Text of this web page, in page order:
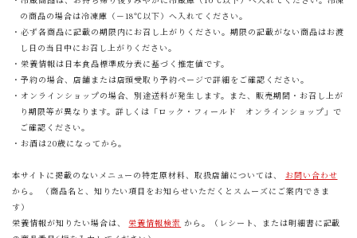
の商品の場合は冷凍庫（－18℃以下）へ入れてください。
・必ず各商品に記載の期限内にお召し上がりください。期限の記載がない商品はお渡
し日の当日中にお召し上がりください。
・栄養情報は日本食品標準成分表に基づく推定値です。
・予約の場合、店舗または店頭受取り予約ページで詳細をご確認ください。
・オンラインショップの場合、別途送料が発生します。また、販売期間・お召し上が
り期限等が異なります。詳しくは「ロック・フィールド オンラインショップ」で
ご確認ください。
・お酒は20歳になってから。
本サイトに掲載のないメニューの特定原材料、取扱店舗については、 お問い合わせ
から。 （商品名と、知りたい項目をお知らせいただくとスムーズにご案内できま
す）
栄養情報が知りたい場合は、 栄養情報検索 から。（レシート、または明細書に記載